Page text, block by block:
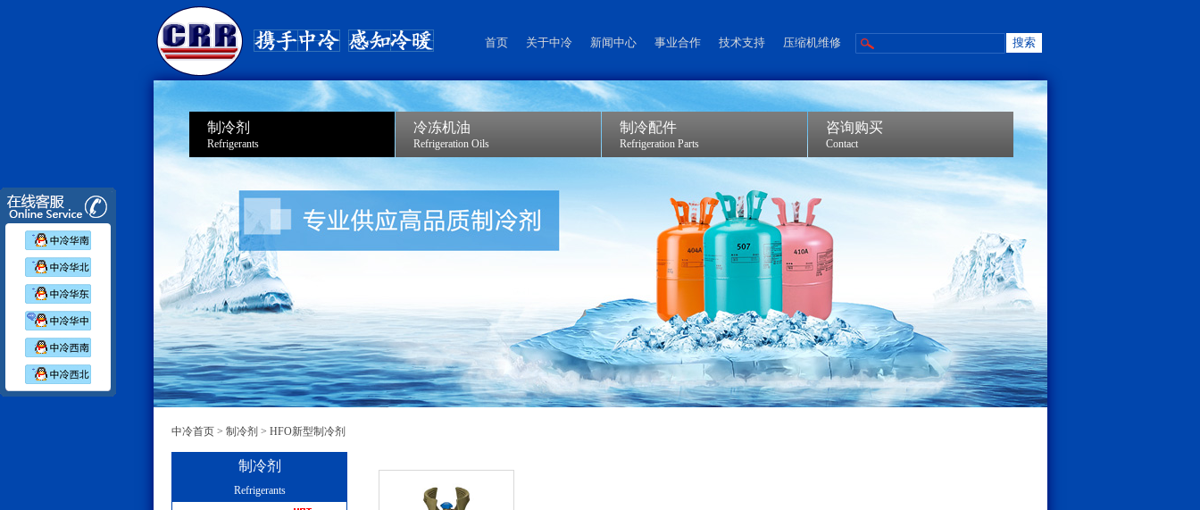
首页 关于中冷 新闻中心 事业合作 技术支持 压缩机维修
制冷剂
Refrigerants
冷冻机油
Refrigeration Oils
制冷配件
Refrigeration Parts
咨询购买
Contact
中冷首页 > 制冷剂 > HFO新型制冷剂
制冷剂
Refrigerants